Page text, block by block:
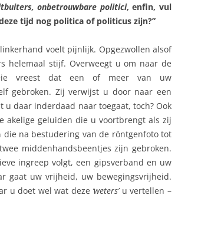
onbetrouwbare politici, enfin, vul
tijd nog politica of politicus zijn?”
voelt pijnlijk. Opgezwollen alsof
helemaal stijf. Overweegt u om naar de
vreest dat een of meer van uw
gebroken. Zij verwijst u door naar een
daar inderdaad naar toegaat, toch? Ook
akelige geluiden die u voortbrengt als zij
na bestudering van de röntgenfoto tot
middenhandsbeentjes zijn gebroken.
ingreep volgt, een gipsverband en uw
gaat uw vrijheid, uw bewegingsvrijheid.
u doet wel wat deze ‘weters’u vertellen –